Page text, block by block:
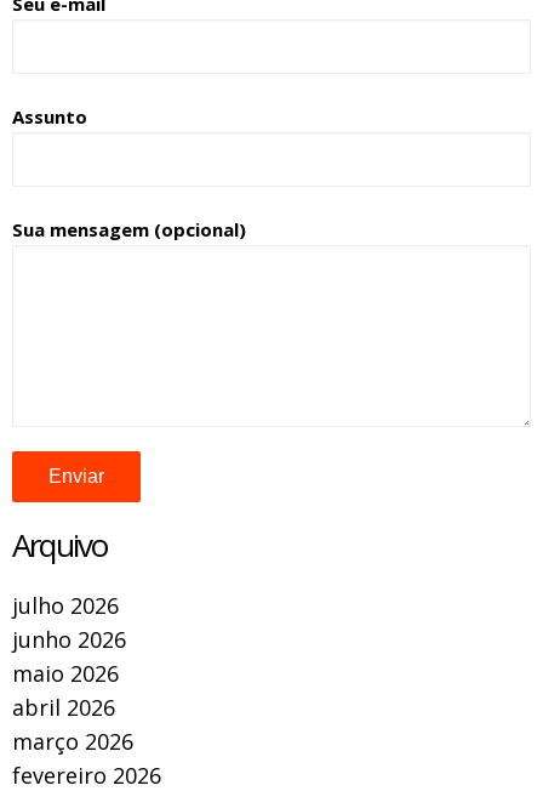
Assunto
Sua mensagem (opcional)
Arquivo
julho 2026
junho 2026
maio 2026
abril 2026
março 2026
fevereiro 2026